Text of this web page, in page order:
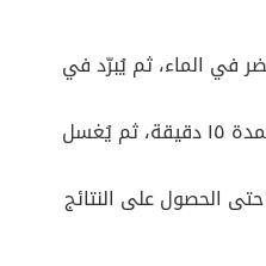
في الماء، ثم يُبرّد في
يتم تطبيقه على العين لمدة ١٥ دقيقة، ثم يُغسل
الحصول على النتائج